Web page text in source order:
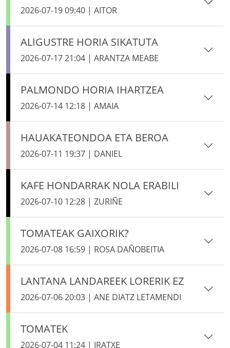
2026-07-19 09:40 | AITOR
ALIGUSTRE HORIA SIKATUTA
2026-07-17 21:04 | ARANTZA MEABE
PALMONDO HORIA IHARTZEA
2026-07-14 12:18 | AMAIA
HAUAKATEONDOA ETA BEROA
2026-07-11 19:37 | DANIEL
KAFE HONDARRAK NOLA ERABILI
2026-07-10 12:28 | ZURIÑE
TOMATEAK GAIXORIK?
2026-07-08 16:59 | ROSA DAÑOBEITIA
LANTANA LANDAREEK LORERIK EZ
2026-07-06 20:03 | ANE DIATZ LETAMENDI
TOMATEK
2026-07-04 11:24 | IRATXE